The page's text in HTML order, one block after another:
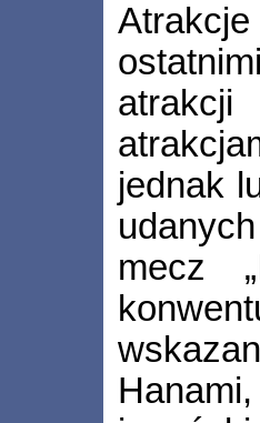
atrakcji
jednak
mecz